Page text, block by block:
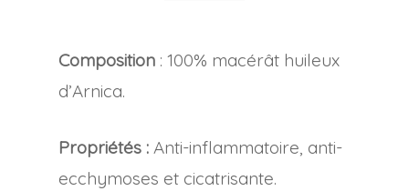
Composition : 100% macérât huileux
d’Arnica.
Propriétés : Anti-inflammatoire, anti-
ecchymoses et cicatrisante.